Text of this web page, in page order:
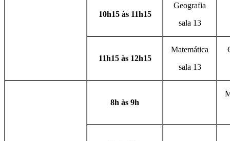
10h15 às 11h15
Geografia
sala 13
11h15 às 12h15
Matemática
sala 13
8h às 9h